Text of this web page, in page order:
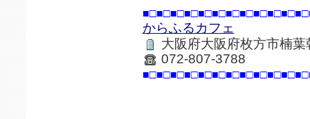
からふるカフェ
大阪府大阪府枚方市楠
072-807-3788